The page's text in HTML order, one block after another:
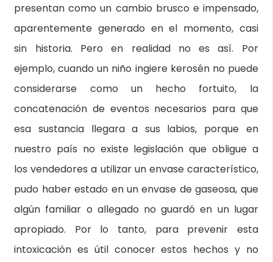
presentan como un cambio brusco e impensado,
aparentemente generado en el momento, casi
sin historia. Pero en realidad no es así. Por
ejemplo, cuando un niño ingiere kerosén no puede
considerarse como un hecho fortuito, la
concatenación de eventos necesarios para que
esa sustancia llegara a sus labios, porque en
nuestro país no existe legislación que obligue a
los vendedores a utilizar un envase característico,
pudo haber estado en un envase de gaseosa, que
algún familiar o allegado no guardó en un lugar
apropiado. Por lo tanto, para prevenir esta
intoxicación es útil conocer estos hechos y no